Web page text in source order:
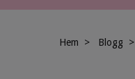
Hem Blogg